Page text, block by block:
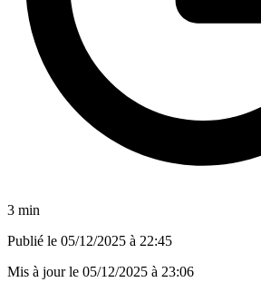
3 min
Publié le 05/12/2025 à 22:45
Mis à jour le 05/12/2025 à 23:06